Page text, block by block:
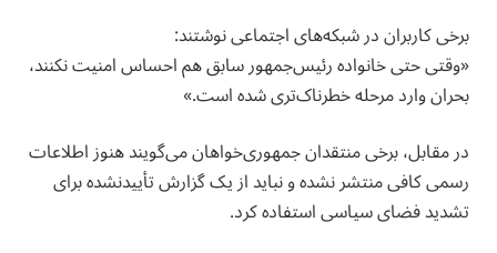
برخی کاربران در شبکه‌های اجتماعی نوشتند:
«وقتی حتی خانواده رئیس‌جمهور سابق هم احساس امنیت نکنند،
بحران وارد مرحله خطرناک‌تری شده است.»
در مقابل، برخی منتقدان جمهوری‌خواهان می‌گویند هنوز اطلاعات
رسمی کافی منتشر نشده و نباید از یک گزارش تأییدنشده برای
تشدید فضای سیاسی استفاده کرد.